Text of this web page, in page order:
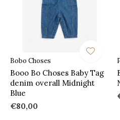
Bobo Choses
Booo Bo Choses Baby Tag
denim overall Midnight
Blue
€80,00